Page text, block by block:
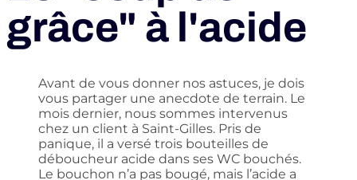
grâce" à l'acide
Avant de vous donner nos astuces, je dois
vous partager une anecdote de terrain. Le
mois dernier, nous sommes intervenus
chez un client à Saint-Gilles. Pris de
panique, il a versé trois bouteilles de
déboucheur acide dans ses WC bouchés.
Le bouchon n’a pas bougé, mais l’acide a